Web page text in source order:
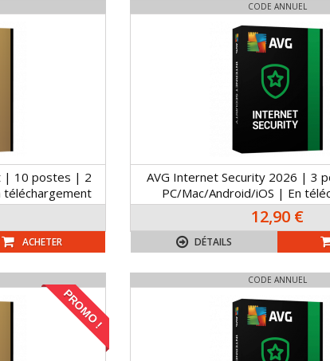
| 10 postes | 2
téléchargement
ACHETER
CODE ANNUEL
AVG Internet Security 2026 | 3
PC/Mac/Android/iOS | En
12,90 €
DÉTAILS
PROMO !
CODE ANNUEL